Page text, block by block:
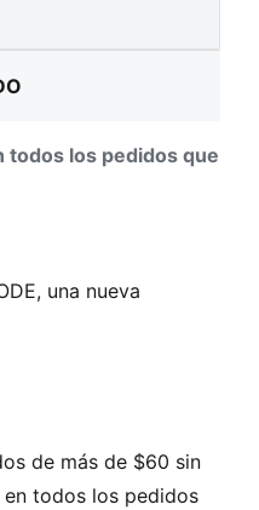
todos los pedidos que
una nueva
las exigencias del
Esta playera sin
la tecnología de
atletas HYROX,
un rendimiento de
de más de $60 sin
todos los pedidos